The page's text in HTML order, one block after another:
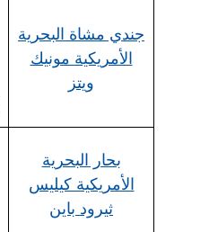
جندي مشاة البحرية
الأمريكية مونيك
ويتز
بحار البحرية
الأمريكية كيليس
ثيرود باين